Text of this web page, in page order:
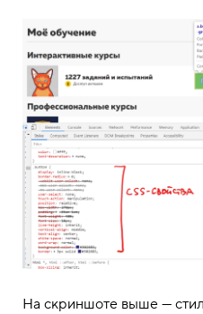
На скриншоте выше —